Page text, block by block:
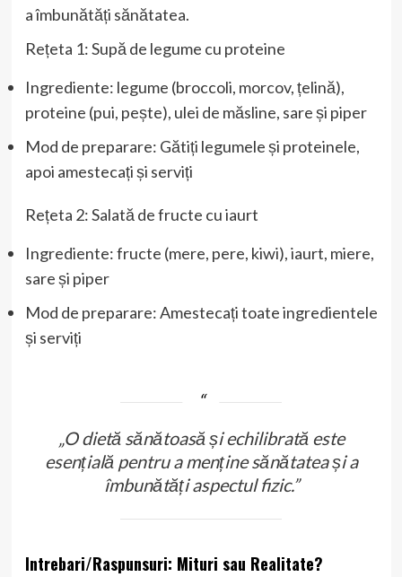
a îmbunătăți sănătatea.
Rețeta 1: Supă de legume cu proteine
Ingrediente: legume (broccoli, morcov, țelină),
proteine (pui, pește), ulei de măsline, sare și piper
Mod de preparare: Gătiți legumele și proteinele,
apoi amestecați și serviți
Rețeta 2: Salată de fructe cu iaurt
Ingrediente: fructe (mere, pere, kiwi), iaurt, miere,
sare și piper
Mod de preparare: Amestecați toate ingredientele
și serviți
„O dietă sănătoasă și echilibrată este
esențială pentru a menține sănătatea și a
îmbunătăți aspectul fizic.”
Intrebari/Raspunsuri: Mituri sau Realitate?